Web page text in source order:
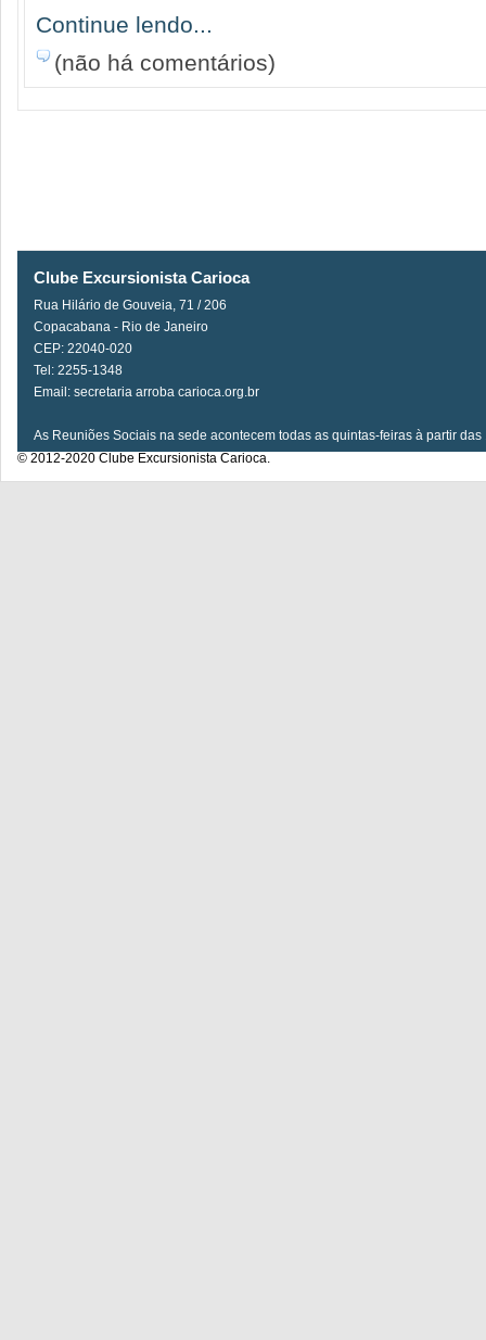
Continue lendo...
(não há comentários)
Clube Excursionista Carioca
Rua Hilário de Gouveia, 71 / 206
Copacabana - Rio de Janeiro
CEP: 22040-020
Tel: 2255-1348
Email: secretaria arroba carioca.org.br
As Reuniões Sociais na sede acontecem todas as quintas-feiras à partir das
© 2012-2020 Clube Excursionista Carioca.